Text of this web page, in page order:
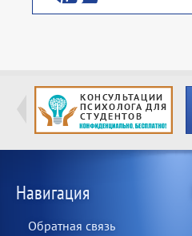
Навигация
Обратная связь